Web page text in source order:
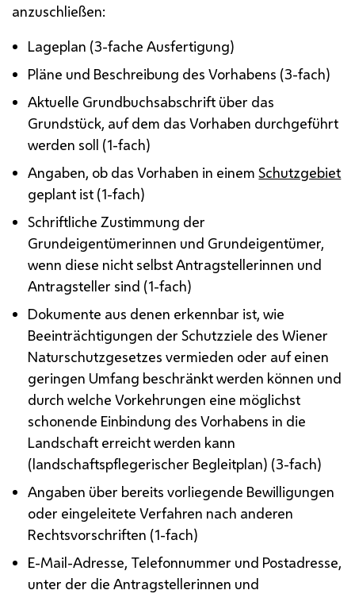
anzuschließen:
Lageplan (3-fache Ausfertigung)
Pläne und Beschreibung des Vorhabens (3-fach)
Aktuelle Grundbuchsabschrift über das
Grundstück, auf dem das Vorhaben durchgeführt
werden soll (1-fach)
Angaben, ob das Vorhaben in einemSchutzgebiet
geplant ist (1-fach)
Schriftliche Zustimmung der
Grundeigentümerinnen und Grundeigentümer,
wenn diese nicht selbst Antragstellerinnen und
Antragsteller sind (1-fach)
Dokumente aus denen erkennbar ist, wie
Beeinträchtigungen der Schutzziele des Wiener
Naturschutzgesetzes vermieden oder auf einen
geringen Umfang beschränkt werden können und
durch welche Vorkehrungen eine möglichst
schonende Einbindung des Vorhabens in die
Landschaft erreicht werden kann
(landschaftspflegerischer Begleitplan) (3-fach)
Angaben über bereits vorliegende Bewilligungen
oder eingeleitete Verfahren nach anderen
Rechtsvorschriften (1-fach)
E-Mail-Adresse, Telefonnummer und Postadresse,
unter der die Antragstellerinnen und